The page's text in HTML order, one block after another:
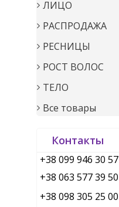
ЛИЦО
РАСПРОДАЖА
РЕСНИЦЫ
РОСТ ВОЛОС
ТЕЛО
Все товары
Контакты
+38 099 946 30 57
+38 063 577 39 50
+38 098 305 25 00